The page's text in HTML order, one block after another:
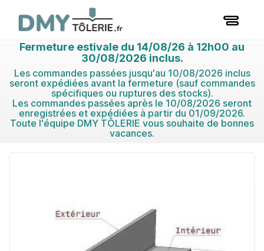
Fermeture estivale du 14/08/26 à 12h00 au
30/08/2026 inclus.
Les commandes passées jusqu'au 10/08/2026 inclus
seront expédiées avant la fermeture (sauf commandes
spécifiques ou ruptures des stocks).
Les commandes passées après le 10/08/2026 seront
enregistrées et expédiées à partir du 01/09/2026.
Toute l'équipe DMY TÔLERIE vous souhaite de bonnes
vacances.